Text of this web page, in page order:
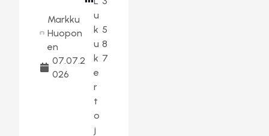
Markku
Huopon
en
07.07.2
026
u
k
u
k
e
r
t
o
j
5
8
7